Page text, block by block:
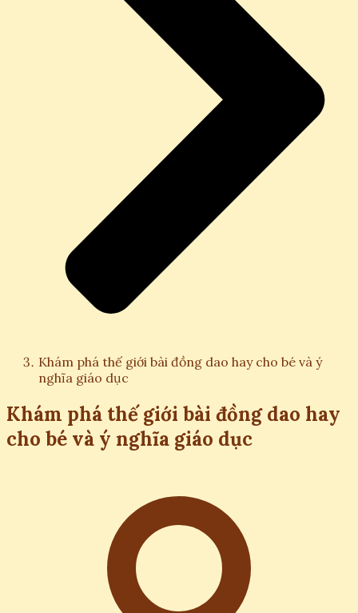
Khám phá thế giới bài đồng dao hay cho bé và ý
nghĩa giáo dục
Khám phá thế giới bài đồng dao hay
cho bé và ý nghĩa giáo dục